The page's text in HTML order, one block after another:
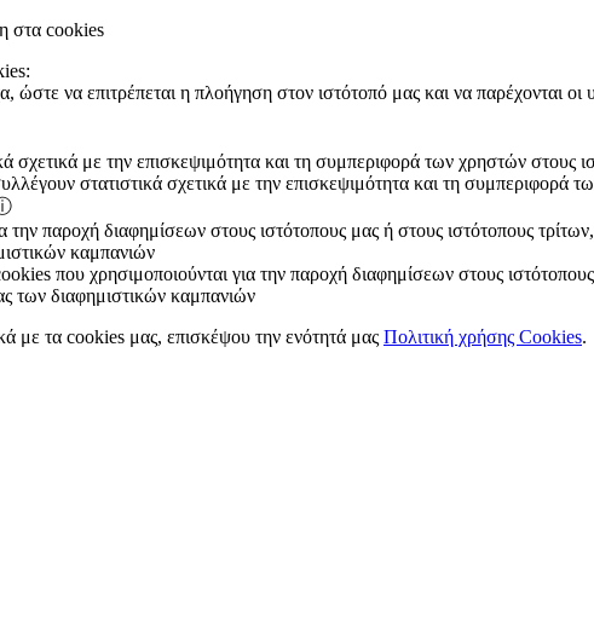
στα cookies
ώστε να επιτρέπεται η πλοήγηση στον ιστότοπό μας και να παρέχονται
σχετικά με την επισκεψιμότητα και τη συμπεριφορά των χρηστών στους
στατιστικά σχετικά με την επισκεψιμότητα και τη συμπεριφορά
την παροχή διαφημίσεων στους ιστότοπους μας ή στους ιστότοπους
καμπανιών
που χρησιμοποιούνται για την παροχή διαφημίσεων στους
των διαφημιστικών καμπανιών
με τα cookies μας, επισκέψου την ενότητά μας Πολιτική χρήσης Cookies.